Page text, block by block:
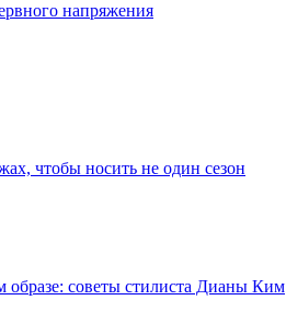
напряжения
чтобы носить не один сезон
образе: советы стилиста Дианы Ким